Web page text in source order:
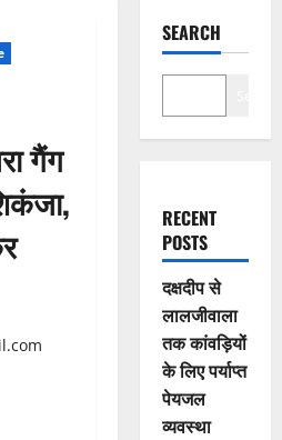
गैंग
SEARCH
RECENT
POSTS
दक्षदीप से
लालजीवाला
तक कांवड़ियों
के लिए पर्याप्त
पेयजल
व्यवस्था